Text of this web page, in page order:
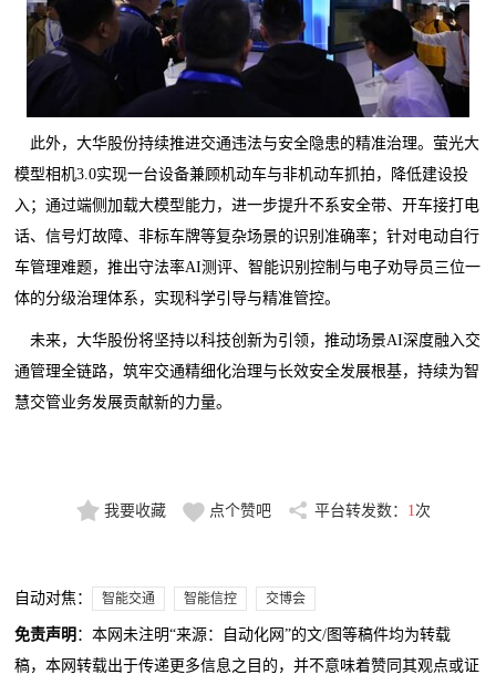
此外，大华股份持续推进交通违法与安全隐患的精准治理。萤光大
模型相机3.0实现一台设备兼顾机动车与非机动车抓拍，降低建设投
入；通过端侧加载大模型能力，进一步提升不系安全带、开车接打电
话、信号灯故障、非标车牌等复杂场景的识别准确率；针对电动自行
车管理难题，推出守法率AI测评、智能识别控制与电子劝导员三位一
体的分级治理体系，实现科学引导与精准管控。
未来，大华股份将坚持以科技创新为引领，推动场景AI深度融入交
通管理全链路，筑牢交通精细化治理与长效安全发展根基，持续为智
慧交管业务发展贡献新的力量。
我要收藏 点个赞吧 平台转发数： 1 次
自动对焦： 智能交通 智能信控 交博会
免责声明 ：本网未注明“来源：自动化网”的文/图等稿件均为转载
稿，本网转载出于传递更多信息之目的，并不意味着赞同其观点或证